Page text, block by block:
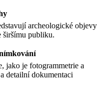
archeologické objevy
širšímu publiku.
jako je fotogrammetrie a
detailní dokumentaci